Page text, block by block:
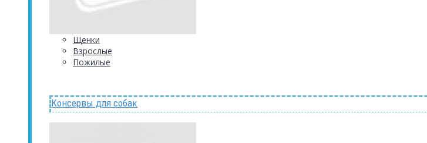
Щенки
Взрослые
Пожилые
Консервы для собак